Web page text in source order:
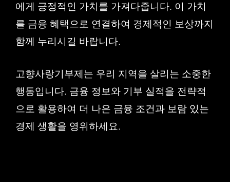
에게 긍정적인 가치를 가져다줍니다. 이 가치
를 금융 혜택으로 연결하여 경제적인 보상까지
함께 누리시길 바랍니다.
고향사랑기부제는 우리 지역을 살리는 소중한
행동입니다. 금융 정보와 기부 실적을 전략적
으로 활용하여 더 나은 금융 조건과 보람 있는
경제 생활을 영위하세요.